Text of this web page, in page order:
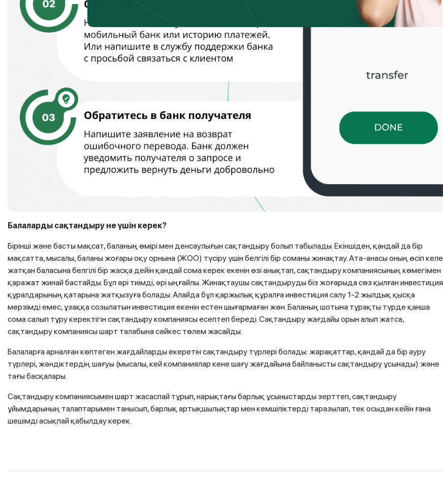
Балаларды сақтандыру не үшін керек?
Бірінші және басты мақсат, баланың өмірі мен денсаулығын сақтандыру болып табылады. Екіншіден, қандай да бір
мақсатта, мысалы, баланы жоғары оқу орнына (ЖОО) түсіру үшін белгілі бір соманы жинақтау. Ата-анасы оның өсіп келе
жатқан баласына белгілі бір жасқа дейін қандай сома керек екенін өзі анықтап, сақтандыру компаниясының көмегімен
қаражат жинай бастайды. Бұл әрі тиімді, әрі ыңғайлы. Жинақтаушы сақтандыруды біз жоғарыда сөз қылған инвестиция
құралдарының қатарына жатқызуға болады. Алайда бұл қаржылық құралға инвестиция салу 1-2 жылдық қысқа
мерзімді емес, ұзаққа созылатын инвестиция екенін естен шығармаған жөн. Баланың шотына тұрақты түрде қанша
сома салып тұру керектігін сақтандыру компаниясы есептеп береді. Сақтандыру жағдайы орын алып жатса,
сақтандыру компаниясы шарт талабына сәйкес төлем жасайды.
Балаларға арналған көптеген жағдайларды екеретін сақтандыру түрлері болады: жарақаттар, қандай да бір ауру
түрлері, жәндіктердің шағуы (мысалы, кей компаниялар кене шағу жағдайына байланысты сақтандыру ұсынады) және
тағы басқалары.
Сақтандыру компаниясымен шарт жасаспай тұрып, нарықтағы барлық ұсыныстарды зерттеп, сақтандыру
ұйымдарының талаптарымен танысып, барлық артықшылықтар мен кемшіліктерді таразылап, тек осыдан кейін ғана
шешімді асықпай қабылдау керек.